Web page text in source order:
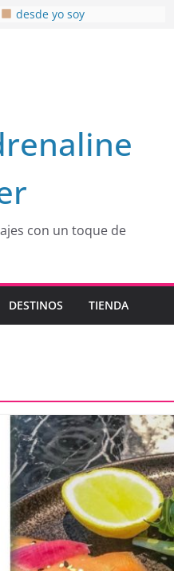
desde yo soy
DEL CACAO: Excelente
AL NATURALSHH !!
con un toque de
DESTINOS TIENDA